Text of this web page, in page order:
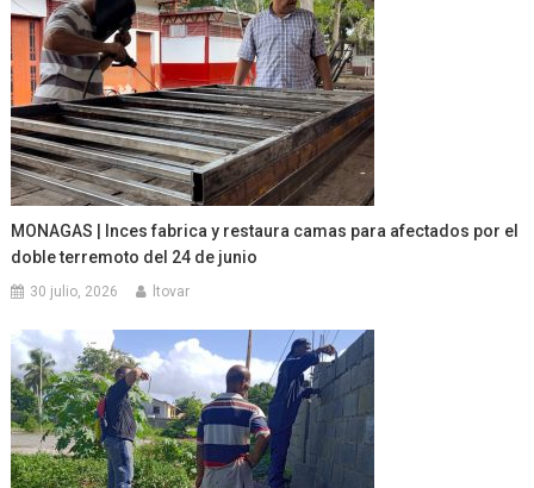
MONAGAS | Inces fabrica y restaura camas para afectados por el
doble terremoto del 24 de junio
30 julio, 2026 ltovar